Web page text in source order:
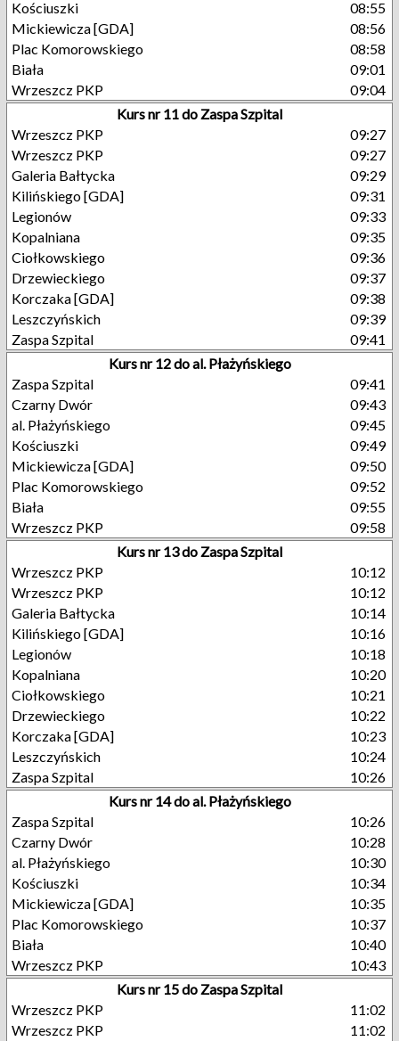
Kościuszki
08:55
Mickiewicza [GDA]
08:56
Plac Komorowskiego
08:58
Biała
09:01
Wrzeszcz PKP
09:04
Kurs nr 11 do Zaspa Szpital
Wrzeszcz PKP
09:27
Wrzeszcz PKP
09:27
Galeria Bałtycka
09:29
Kilińskiego [GDA]
09:31
Legionów
09:33
Kopalniana
09:35
Ciołkowskiego
09:36
Drzewieckiego
09:37
Korczaka [GDA]
09:38
Leszczyńskich
09:39
Zaspa Szpital
09:41
Kurs nr 12 do al. Płażyńskiego
Zaspa Szpital
09:41
Czarny Dwór
09:43
al. Płażyńskiego
09:45
Kościuszki
09:49
Mickiewicza [GDA]
09:50
Plac Komorowskiego
09:52
Biała
09:55
Wrzeszcz PKP
09:58
Kurs nr 13 do Zaspa Szpital
Wrzeszcz PKP
10:12
Wrzeszcz PKP
10:12
Galeria Bałtycka
10:14
Kilińskiego [GDA]
10:16
Legionów
10:18
Kopalniana
10:20
Ciołkowskiego
10:21
Drzewieckiego
10:22
Korczaka [GDA]
10:23
Leszczyńskich
10:24
Zaspa Szpital
10:26
Kurs nr 14 do al. Płażyńskiego
Zaspa Szpital
10:26
Czarny Dwór
10:28
al. Płażyńskiego
10:30
Kościuszki
10:34
Mickiewicza [GDA]
10:35
Plac Komorowskiego
10:37
Biała
10:40
Wrzeszcz PKP
10:43
Kurs nr 15 do Zaspa Szpital
Wrzeszcz PKP
11:02
Wrzeszcz PKP
11:02